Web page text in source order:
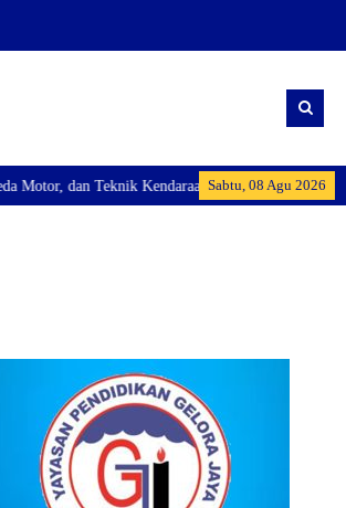
Sabtu, 08 Agu 2026
dan Teknik Kendaraan Ringan Dan membuka